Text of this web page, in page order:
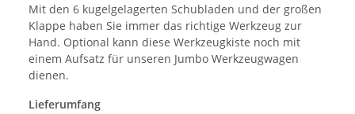
Mit den 6 kugelgelagerten Schubladen und der großen
Klappe haben Sie immer das richtige Werkzeug zur
Hand. Optional kann diese Werkzeugkiste noch mit
einem Aufsatz für unseren Jumbo Werkzeugwagen
dienen.
Lieferumfang